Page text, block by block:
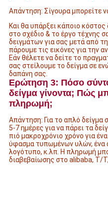
Απάντηση: Σίγουρα μπορείτε
Και θα υπάρξει κάποιο
στο σχέδιο & το έργο τέχνης
δειγμάτων για σας μετά από
πάρουμε τις εικόνες για την
Εάν θέλετε να δείτε το
σας στείλουμε το δείγμα σε
δαπάνη σας.
Ερώτηση 3: Πόσο
δείγμα γίνοντα; Πώς
πληρωμή;
Απάντηση: Για το απλό δείγμα
5-7 ημέρες για να πάρει τα
πιό μακροχρόνιο χρόνο για
ύφασμα τυπωμένων υλών, ένα
λογότυπο, κ.λπ. Η πληρωμή
διαβεβαίωσης στο alibaba, T/